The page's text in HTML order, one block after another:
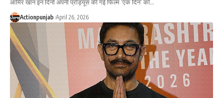
आमिर खान इन दिनों अपनी प्रोड्यूस की गई फिल्म ‘एक दिन’ को…
Actionpunjab April 26, 2026